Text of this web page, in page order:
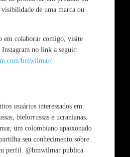
de uma marca ou
em colaborar comigo, visite
no link a seguir:
bmwilmar/
usuários interessados em
bielorrussas e ucranianas.
um colombiano apaixonado
seu conhecimento sobre
perfil. @bmwilmar publica